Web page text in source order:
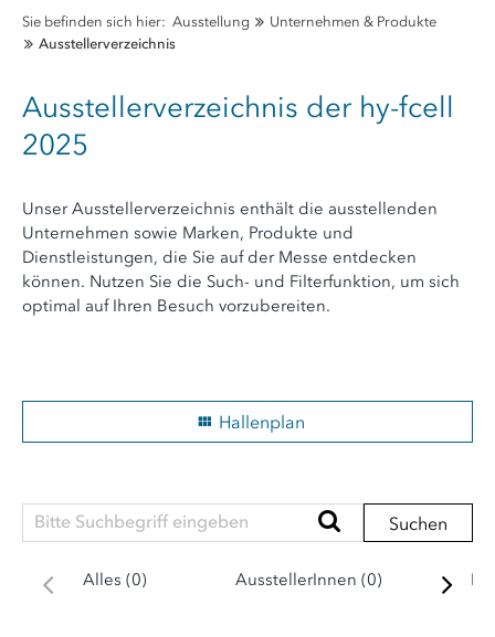
Sie befinden sich hier: Ausstellung
Unternehmen & Produkte
Ausstellerverzeichnis
Ausstellerverzeichnis der hy-fcell
2025
Unser Ausstellerverzeichnis enthält die ausstellenden
Unternehmen sowie Marken, Produkte und
Dienstleistungen, die Sie auf der Messe entdecken
können. Nutzen Sie die Such- und Filterfunktion, um sich
optimal auf Ihren Besuch vorzubereiten.
Hallenplan
Suchen
Alles (0) AusstellerInnen (0)